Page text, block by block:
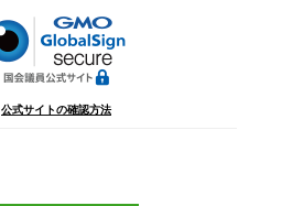
公式サイトの確認方法